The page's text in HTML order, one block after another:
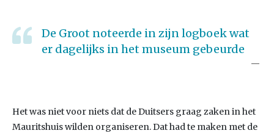
De Groot noteerde in zijn logboek wat
er dagelijks in het museum gebeurde
Het was niet voor niets dat de Duitsers graag zaken in het
Mauritshuis wilden organiseren. Dat had te maken met de